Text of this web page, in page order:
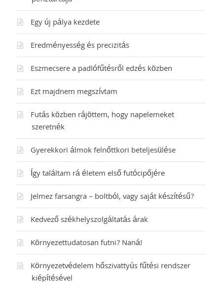
Egy új pálya kezdete
Eredményesség és precizitás
Eszmecsere a padlófűtésről edzés közben
Ezt majdnem megszívtam
Futás közben rájöttem, hogy napelemeket
szeretnék
Gyerekkori álmok felnőttkori beteljesülése
Így találtam rá életem első futócipőjére
Jelmez farsangra – boltból, vagy saját készítésű?
Kedvező székhelyszolgáltatás árak
Környezettudatosan futni? Naná!
Környezetvédelem hőszivattyús fűtési rendszer
kiépítésével